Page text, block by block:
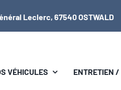
Leclerc, 67540 OSTWALD
VÉHICULES ENTRETIEN /